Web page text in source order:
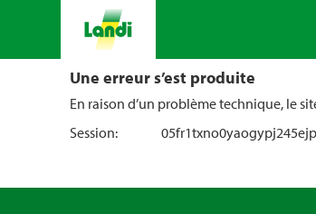
Une erreur s’est produite
En raison d’un problème technique, le
Session: